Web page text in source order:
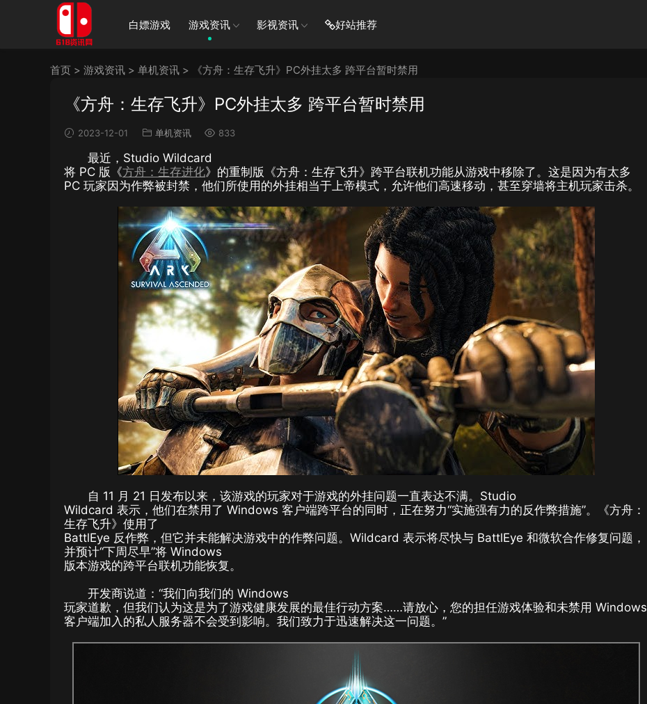
白嫖游戏 游戏资讯 影视资讯 好站推荐
首页 > 游戏资讯 > 单机资讯 > 《方舟：生存飞升》PC外挂太多 跨平台暂时禁用
《方舟：生存飞升》PC外挂太多 跨平台暂时禁用
2023-12-01 单机资讯 833
最近，Studio Wildcard
将 PC 版《方舟：生存进化》的重制版《方舟：生存飞升》跨平台联机功能从游戏中移除了。这是因为有太多
PC 玩家因为作弊被封禁，他们所使用的外挂相当于上帝模式，允许他们高速移动，甚至穿墙将主机玩家击杀。
自 11 月 21 日发布以来，该游戏的玩家对于游戏的外挂问题一直表达不满。Studio
Wildcard 表示，他们在禁用了 Windows 客户端跨平台的同时，正在努力“实施强有力的反作弊措施”。《方舟：
生存飞升》使用了
BattlEye 反作弊，但它并未能解决游戏中的作弊问题。Wildcard 表示将尽快与 BattlEye 和微软合作修复问题，
并预计“下周尽早”将 Windows
版本游戏的跨平台联机功能恢复。
开发商说道：“我们向我们的 Windows
玩家道歉，但我们认为这是为了游戏健康发展的最佳行动方案……请放心，您的担任游戏体验和未禁用 Windows
客户端加入的私人服务器不会受到影响。我们致力于迅速解决这一问题。”